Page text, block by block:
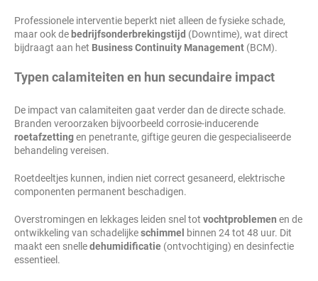
Professionele interventie beperkt niet alleen de fysieke schade,
maar ook de bedrijfsonderbrekingstijd (Downtime), wat direct
bijdraagt aan het Business Continuity Management (BCM).
Typen calamiteiten en hun secundaire impact
De impact van calamiteiten gaat verder dan de directe schade.
Branden veroorzaken bijvoorbeeld corrosie-inducerende
roetafzettingen penetrante, giftige geuren die gespecialiseerde
behandeling vereisen.
Roetdeeltjes kunnen, indien niet correct gesaneerd, elektrische
componenten permanent beschadigen.
Overstromingen en lekkages leiden snel tot vochtproblemen en de
ontwikkeling van schadelijkeschimmel binnen 24 tot 48 uur. Dit
maakt een snelledehumidificatie (ontvochtiging) en desinfectie
essentieel.